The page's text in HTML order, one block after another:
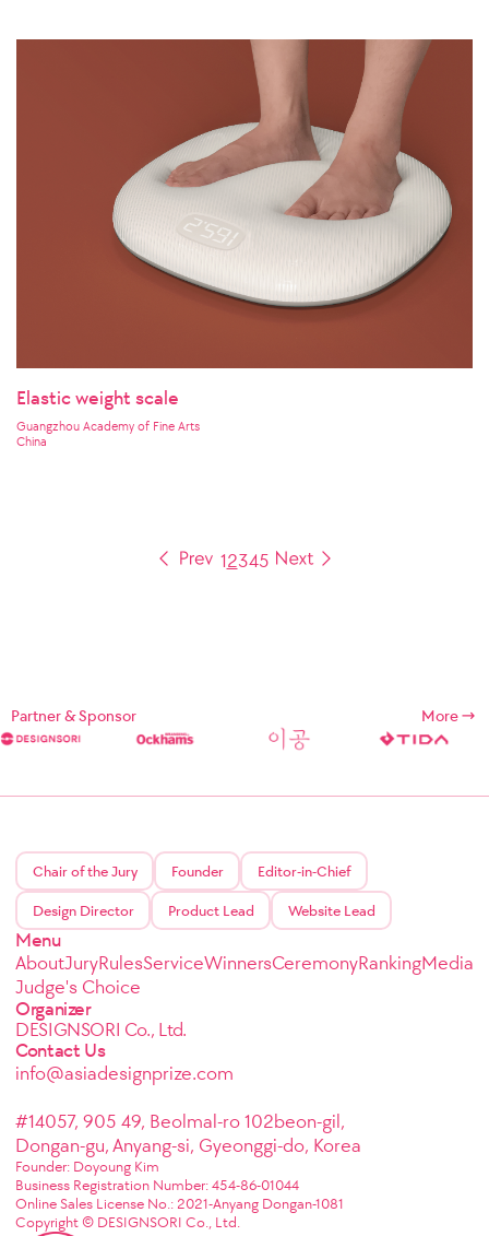
Elastic weight scale
Guangzhou Academy of Fine Arts
China
12345
Partner & Sponsor More
Chair of the Jury Founder Editor-in-Chief
Design Director Product Lead Website Lead
Menu
AboutJuryRulesServiceWinnersCeremonyRankingMedia
Judge's Choice
Organizer
DESIGNSORI Co., Ltd.
Contact Us
info@asiadesignprize.com
#14057, 905 49, Beolmal-ro 102beon-gil,
Dongan-gu, Anyang-si, Gyeonggi-do, Korea
Founder: Doyoung Kim
Business Registration Number: 454-86-01044
Online Sales License No.: 2021-Anyang Dongan-1081
Copyright © DESIGNSORI Co., Ltd.